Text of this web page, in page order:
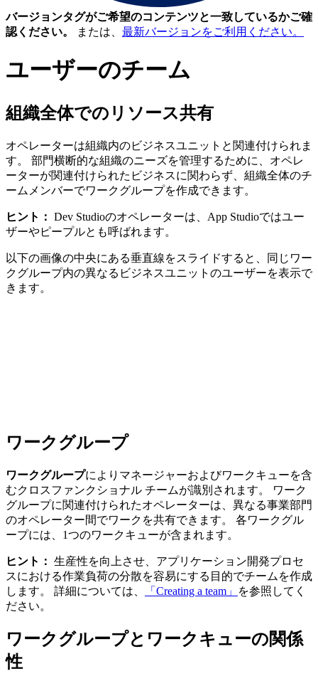
バージョンタグがご希望のコンテンツと一致しているかご確
認ください。
または、 最新バージョンをご利用ください。
ユーザーのチーム
組織全体でのリソース共有
オペレーターは組織内のビジネスユニットと関連付けられま
す。 部門横断的な組織のニーズを管理するために、オペレ
ーターが関連付けられたビジネスに関わらず、組織全体のチ
ームメンバーでワークグループを作成できます。
ヒント： Dev Studioのオペレーターは、App Studioではユー
ザーやピープルとも呼ばれます。
以下の画像の中央にある垂直線をスライドすると、同じワー
クグループ内の異なるビジネスユニットのユーザーを表示で
きます。
ワークグループ
ワークグループによりマネージャーおよびワークキューを含
むクロスファンクショナル チームが識別されます。 ワーク
グループに関連付けられたオペレーターは、異なる事業部門
のオペレーター間でワークを共有できます。 各ワークグル
ープには、1つのワークキューが含まれます。
ヒント： 生産性を向上させ、アプリケーション開発プロセ
スにおける作業負荷の分散を容易にする目的でチームを作成
します。 詳細については、
「Creating a team」
を参照してく
ださい。
ワークグループとワークキューの関係
性